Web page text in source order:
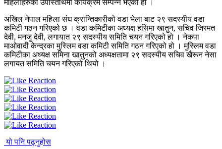
महिलाहरुको उपस्तिथिमा कार्यक्रम सम्पन्न भएको हो ।
अखिल नेपाल महिला संघ क्रान्तिकारीको वडा भेला बाट २९ सदस्यीय वडा
कमिटी गठन गरिएको छ । वडा कमिटीका अध्यक्ष हसिमा खातुन, सचिव जिरमत
देवी, मनजु देवी, लगायात २९ सदस्यीय समिति चयन गरिएको हो । नेकपा
माओवादी केन्द्रका मुस्लिम वडा कमिटी समिति गठन गरिएको हो । मुस्लिम वडा
कमिटीका अध्यक्ष समिना खातुनको अध्यक्षतामा २९ सदस्यीय सचिव खैरून नेसा
लगायत समिति चयन गरिएको थियो ।
यो पनि पढ्नुहोस